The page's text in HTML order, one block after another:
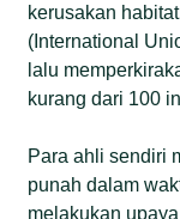
kerusakan
(International
lalu
kurang dari 100
Para ahli sendiri
punah dalam
melakukan